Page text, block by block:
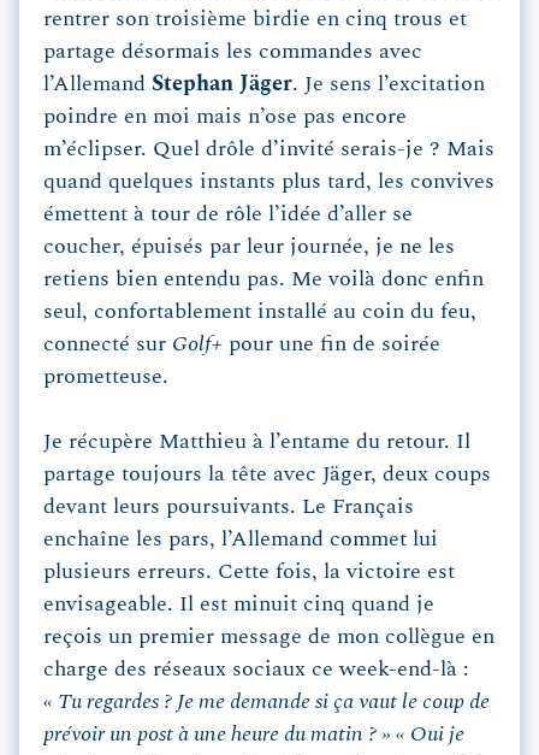
rentrer son troisième birdie en cinq trous et
partage désormais les commandes avec
l’Allemand Stephan Jäger. Je sens l’excitation
poindre en moi mais n’ose pas encore
m’éclipser. Quel drôle d’invité serais-je ? Mais
quand quelques instants plus tard, les convives
émettent à tour de rôle l’idée d’aller se
coucher, épuisés par leur journée, je ne les
retiens bien entendu pas. Me voilà donc enfin
seul, confortablement installé au coin du feu,
connecté sur Golf+ pour une fin de soirée
prometteuse.
Je récupère Matthieu à l’entame du retour. Il
partage toujours la tête avec Jäger, deux coups
devant leurs poursuivants. Le Français
enchaîne les pars, l’Allemand commet lui
plusieurs erreurs. Cette fois, la victoire est
envisageable. Il est minuit cinq quand je
reçois un premier message de mon collègue en
charge des réseaux sociaux ce week-end-là :
« Tu regardes ? Je me demande si ça vaut le coup de
prévoir un post à une heure du matin ? » « Oui je